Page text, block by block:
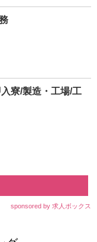
寮/製造・工場/工
sponsored by 求人ボックス